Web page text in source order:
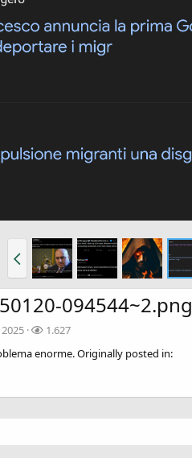
094544~2.png
1.627
enorme. Originally posted in: